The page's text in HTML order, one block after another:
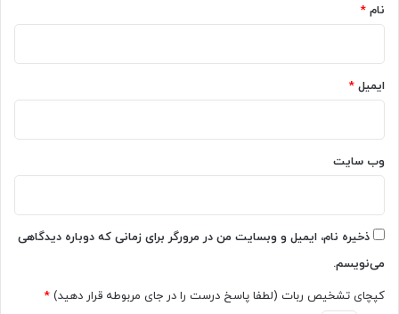
ز
خ
ا
ه
ن
ش
ز
ب
ن
ب
ر
ا
ه‌
و
ی
ی
نام *
ایمیل *
وب‌ سایت
ذخیره نام، ایمیل و وبسایت من در مرورگر برای زمانی که دوباره دیدگاهی
می‌نویسم.
کپچای تشخیص ربات (لطفا پاسخ درست را در جای مربوطه قرار دهید) *